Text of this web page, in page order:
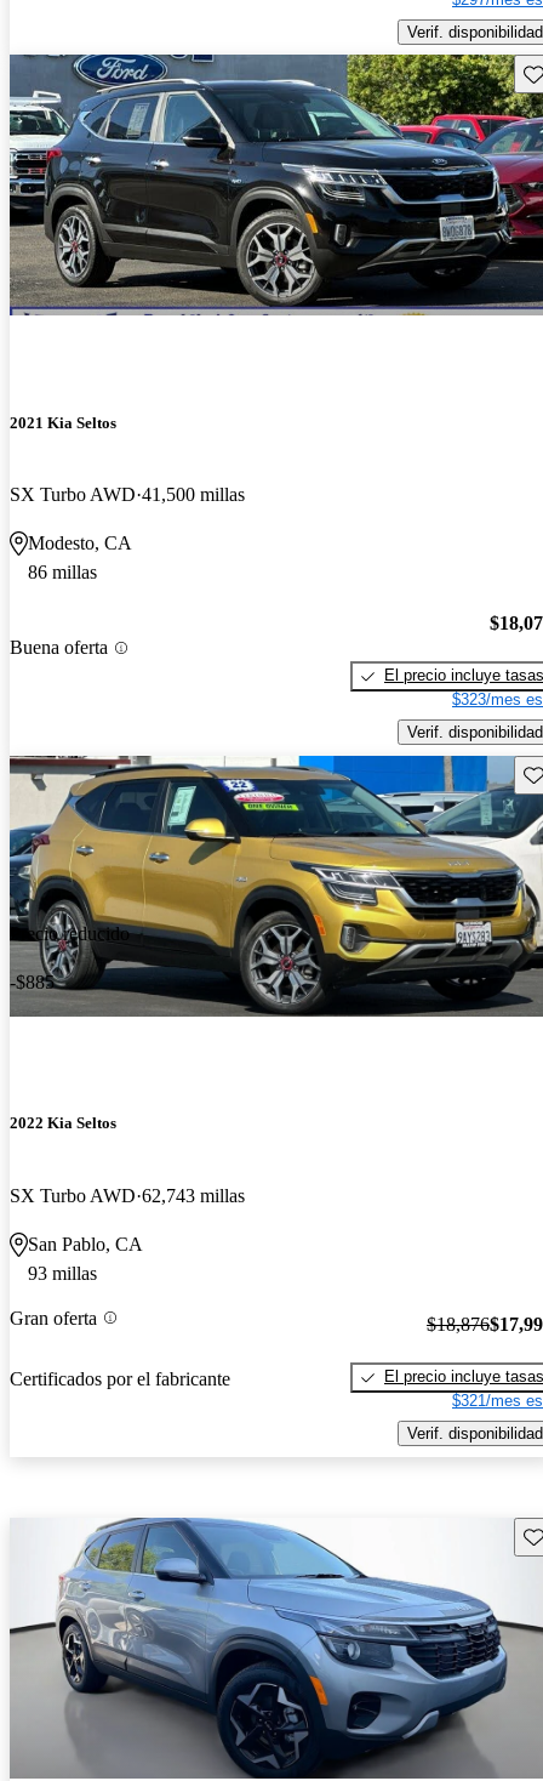
Verif. disponibilidad
2021 Kia Seltos
SX Turbo AWD 41,500 millas
Modesto, CA
86 millas
Buena oferta
El precio incluye tasas
$323/mes
Verif. disponibilidad
Precio reducido
-$885
2022 Kia Seltos
SX Turbo AWD 62,743 millas
San Pablo, CA
93 millas
Gran oferta
Certificados por el fabricante
$18,876
El precio incluye tasas
$321/mes
Verif. disponibilidad